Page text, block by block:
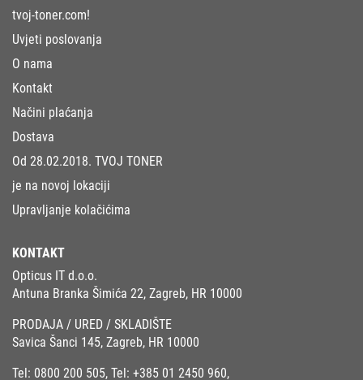
tvoj-toner.com!
Uvjeti poslovanja
O nama
Kontakt
Načini plaćanja
Dostava
Od 28.02.2018. TVOJ TONER
je na novoj lokaciji
Upravljanje kolačićima
KONTAKT
Opticus IT d.o.o.
Antuna Branka Šimića 22, Zagreb, HR 10000
PRODAJA / URED / SKLADIŠTE
Savica Šanci 145, Zagreb, HR 10000
Tel: 0800 200 505, Tel: +385 01 2450 960,